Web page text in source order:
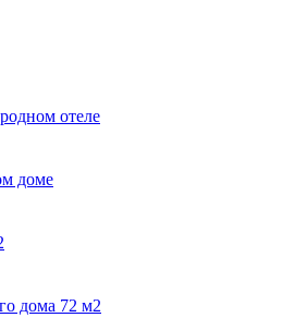
отеле
доме
дома 72 м2